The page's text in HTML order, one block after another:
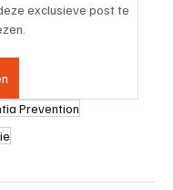
exclusieve post te
Prevention